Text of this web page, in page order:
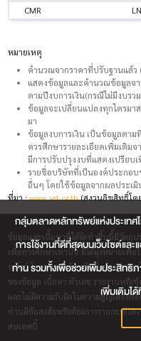
CMR
หมายเหตุ
คำนวณจากราคาที่ปรับฐานแล้ว
แสดงข้อมูลและคำนวณข้อมูลจ
ตามปีงบการเงิน(กรณีไม่มีงบร
ข้อมูลจะเปลี่ยนแปลงทุกไตรมา
มา
ข้อมูลงบการเงิน เป็นข้อมูลตา
ควรศึกษารายละเอียดเพิ่มเติม
มีการปรับปรุงงบที่แสดงเปรียบ
รายชื่อบริษัทที่เป็นองค์ประกอบ
อื่นๆ โดยใช้ข้อมูลจากผลประเมิ
ที่มา :www.set.or.th(สงวนลิขสิทธิ์โด
ข้อมูลและเนื้อหาที่ได้จัดทำขึ้นนี้มีวัตถุป
เพื่อการศึกษาเท่านั้น มิได้มุ่งหมายเพื่
ทรัพย์ โดยตลาดหลักทรัพย์แห่งประเท
ของข้อมูล เนื้อหา ตัวเลข รายงานหรือ
และไม่มีความรับผิดในความสูญเสียหรื
ท่านมีข้อสงสัยหรือต้องการรายละเอีย
สนเทศนี้
กลุ่มตลาดหลักทรัพย์แห่งประเท
การใช้งานที่ดีที่สุดบนเว็บไซต์แล
ท่าน รวมทั้งเพื่อช่วยเพิ่มประสิทธิ
เพิ่มเติมไ